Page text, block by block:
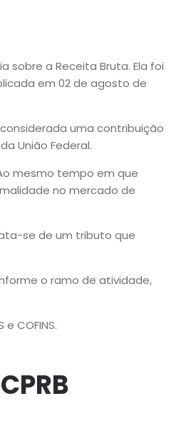
sobre a Receita Bruta. Ela foi
em 02 de agosto de
uma contribuição
União Federal.
mesmo tempo em que
no mercado de
se de um tributo que
o ramo de atividade,
COFINS.